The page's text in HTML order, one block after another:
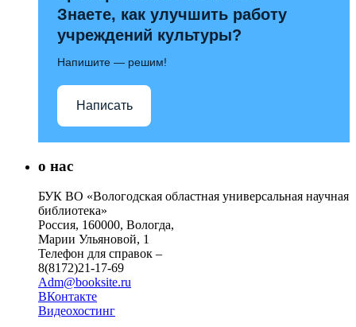
Знаете, как улучшить работу
учреждений культуры?
Напишите — решим!
Написать
о нас
БУК ВО «Вологодская областная универсальная научная
библиотека»
Россия, 160000, Вологда,
Марии Ульяновой, 1
Телефон для справок –
8(8172)21-17-69
Adm@booksite.ru
ВКонтакте
Видеохостинг